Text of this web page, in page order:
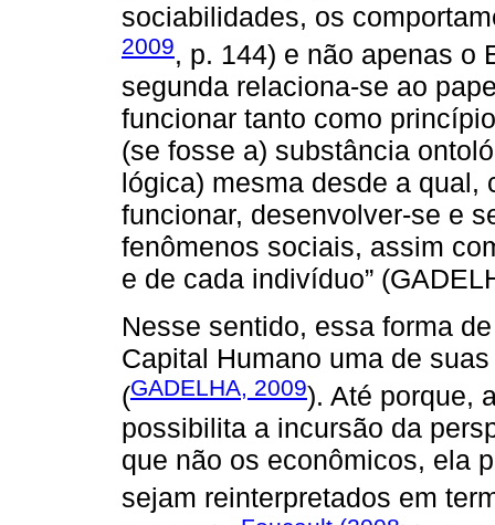
sociabilidades, os
2009, p. 144) e não apenas o
segunda relaciona-se ao
funcionar tanto como
(se fosse a) substância
lógica) mesma desde a qual,
funcionar, desenvolver-se e
fenômenos sociais, assim
e de cada indivíduo”
Nesse sentido, essa forma
Capital Humano uma de
(GADELHA, 2009). Até porque,
possibilita a incursão da
que não os econômicos, ela
sejam reinterpretados em